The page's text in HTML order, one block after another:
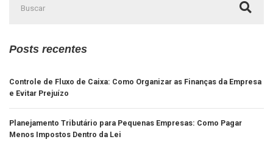
Posts recentes
Controle de Fluxo de Caixa: Como Organizar as Finanças da Empresa
e Evitar Prejuízo
Planejamento Tributário para Pequenas Empresas: Como Pagar
Menos Impostos Dentro da Lei